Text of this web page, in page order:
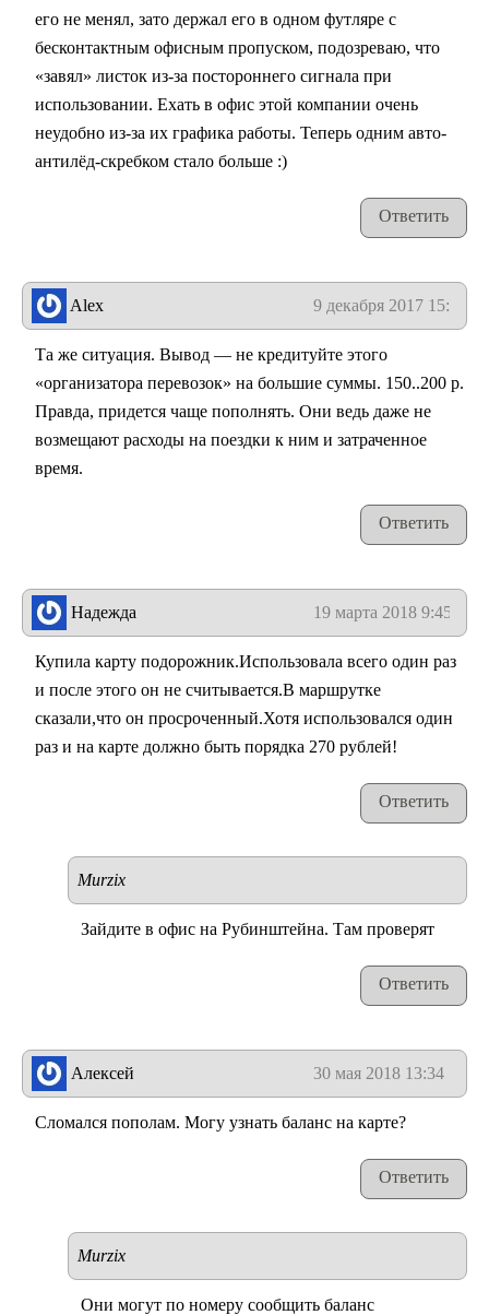
его не менял, зато держал его в одном футляре с
бесконтактным офисным пропуском, подозреваю, что
«завял» листок из-за постороннего сигнала при
использовании. Ехать в офис этой компании очень
неудобно из-за их графика работы. Теперь одним авто-
антилёд-скребком стало больше :)
Ответить
Alex 9 декабря 2017 15:19
Та же ситуация. Вывод — не кредитуйте этого
«организатора перевозок» на большие суммы. 150..200 р.
Правда, придется чаще пополнять. Они ведь даже не
возмещают расходы на поездки к ним и затраченное
время.
Ответить
Надежда 19 марта 2018 9:45
Купила карту подорожник.Использовала всего один раз
и после этого он не считывается.В маршрутке
сказали,что он просроченный.Хотя использовался один
раз и на карте должно быть порядка 270 рублей!
Ответить
Murzix
Зайдите в офис на Рубинштейна. Там проверят
Ответить
Алексей 30 мая 2018 13:34
Сломался пополам. Могу узнать баланс на карте?
Ответить
Murzix
Они могут по номеру сообщить баланс